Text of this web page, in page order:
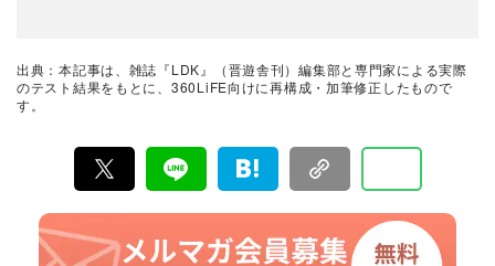
て見つけた「本当に良いもの」と「お役立ち情報」を厳
選してあなたにお届け。編集長・高橋咲彩を中心に、11
出典：本記事は、雑誌『LDK』（晋遊舎刊）編集部と専門家による実際
のテスト結果をもとに、360LiFE向けに再構成・加筆修正したもので
す。